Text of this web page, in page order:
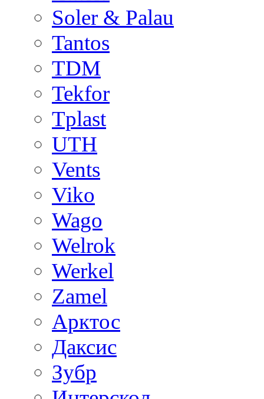
Soler & Palau
Tantos
TDM
Tekfor
Tplast
UTH
Vents
Viko
Wago
Welrok
Werkel
Zamel
Арктос
Даксис
Зубр